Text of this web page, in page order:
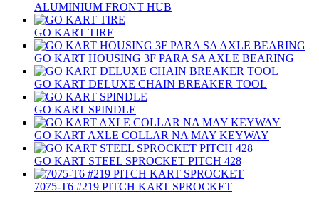
ALUMINIUM FRONT HUB
GO KART TIRE
GO KART HOUSING 3F PARA SA AXLE BEARING
GO KART DELUXE CHAIN ​​BREAKER TOOL
GO KART SPINDLE
GO KART AXLE COLLAR NA MAY KEYWAY
GO KART STEEL SPROCKET PITCH 428
7075‐T6 #219 PITCH KART SPROCKET